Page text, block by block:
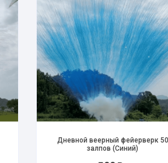
Дневной веерный фейерверк 50
залпов (Синий)